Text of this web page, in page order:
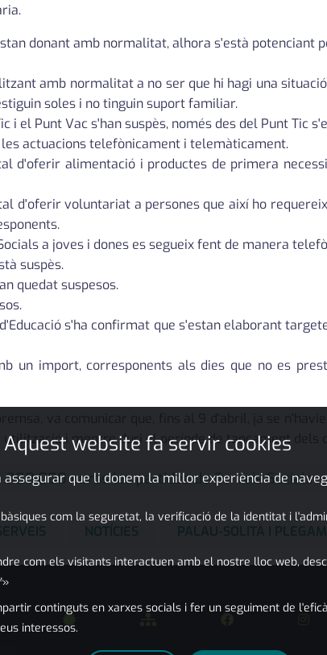
donant amb normalitat, alhora s'està potenciant
amb normalitat a no ser que hi hagi una
soles i no tinguin suport familiar.
i el Punt Vac s'han suspès, només des del Punt Tic
actuacions telefònicament i telemàticament.
d'oferir alimentació i productes de primera
d'oferir voluntariat a persones que així ho
a joves i dones es segueix fent de manera
suspès.
quedat suspesos.
s'ha confirmat que s'estan elaborant
un import, corresponents als dies que no es
i mentre duri el període de tancament dels
euros les partides de Serveis Socials
NOTÍCIES PALAU-SOLITÀ I
Aquest website fa servir cookies
que li donem la millor experiència de
com la seguretat, la verificació de la identitat i
com els visitants interactuen amb el nostre lloc web,
continguts en xarxes socials i fer un seguiment de
interessos.